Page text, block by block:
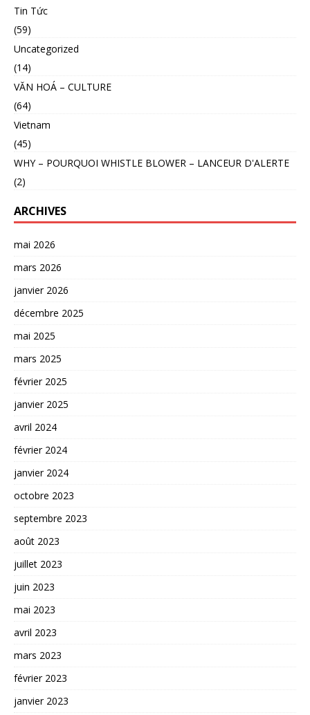
Tin Tức
(59)
Uncategorized
(14)
VĂN HOÁ – CULTURE
(64)
Vietnam
(45)
WHY – POURQUOI WHISTLE BLOWER – LANCEUR D'ALERTE
(2)
ARCHIVES
mai 2026
mars 2026
janvier 2026
décembre 2025
mai 2025
mars 2025
février 2025
janvier 2025
avril 2024
février 2024
janvier 2024
octobre 2023
septembre 2023
août 2023
juillet 2023
juin 2023
mai 2023
avril 2023
mars 2023
février 2023
janvier 2023